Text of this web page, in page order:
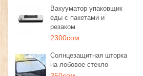
Вакууматор упаковщик
еды с пакетами и
резаком
2300сом
Солнцезащитная шторка
на лобовое стекло